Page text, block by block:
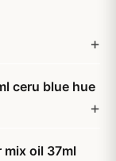
ceru blue hue
oil 37ml